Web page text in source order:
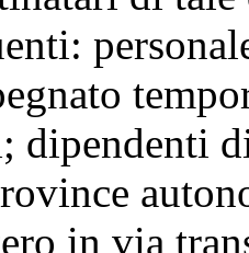
dipendenti
in via